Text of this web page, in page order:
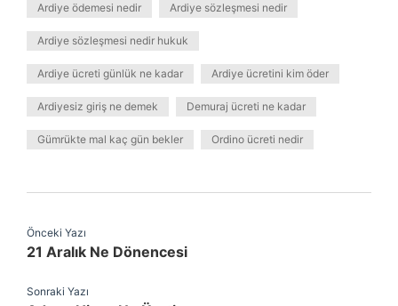
Ardiye ödemesi nedir Ardiye sözleşmesi nedir
Ardiye sözleşmesi nedir hukuk
Ardiye ücreti günlük ne kadar Ardiye ücretini kim öder
Ardiyesiz giriş ne demek Demuraj ücreti ne kadar
Gümrükte mal kaç gün bekler Ordino ücreti nedir
Önceki Yazı
21 Aralık Ne Dönencesi
Sonraki Yazı